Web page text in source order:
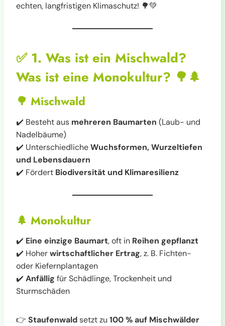
echten, langfristigen Klimaschutz! 🌳💚
✅ 1. Was ist ein Mischwald?
Was ist eine Monokultur? 🌳🌲
🌳 Mischwald
✔️ Besteht aus mehreren Baumarten (Laub- und
Nadelbäume)
✔️ UnterschiedlicheWuchsformen, Wurzeltiefen
und Lebensdauern
✔️ Fördert Biodiversität und Klimaresilienz
🌲 Monokultur
✔️ Eine einzige Baumart, oft in Reihen gepflanzt
✔️ Hoherwirtschaftlicher Ertrag, z. B. Fichten-
oder Kiefernplantagen
✔️ Anfällig für Schädlinge, Trockenheit und
Sturmschäden
👉 Staufenwaldsetzt zu 100 % auf Mischwälder